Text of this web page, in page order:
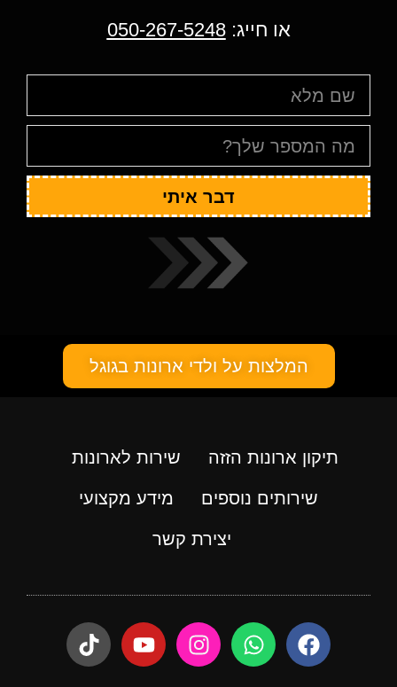
או חייג:050-267-5248
דבר איתי
המלצות על ולדי ארונות בגוגל
תיקון ארונות הזזה שירות לארונות
שירותים נוספים מידע מקצועי
יצירת קשר